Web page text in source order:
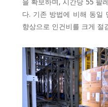
다. 기존 방법에 비해 동일
향상으로 인건비를 크게 절